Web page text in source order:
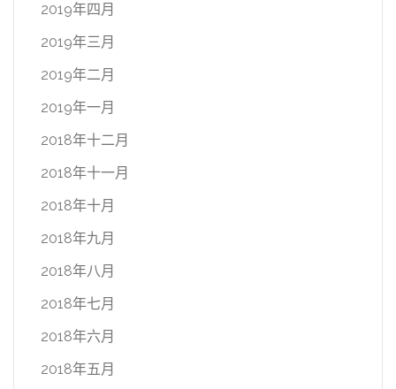
2019年四月
2019年三月
2019年二月
2019年一月
2018年十二月
2018年十一月
2018年十月
2018年九月
2018年八月
2018年七月
2018年六月
2018年五月